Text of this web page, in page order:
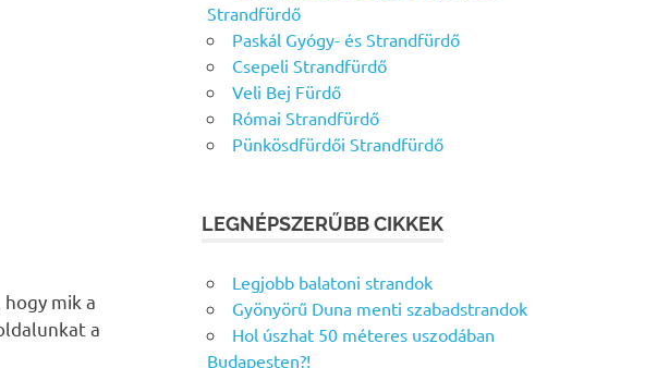
mik a
a
Strandfürdő
Paskál Gyógy- és Strandfürdő
Csepeli Strandfürdő
Veli Bej Fürdő
Római Strandfürdő
Pünkösdfürdői Strandfürdő
LEGNÉPSZERŰBB CIKKEK
Legjobb balatoni strandok
Gyönyörű Duna menti szabadstrandok
Hol úszhat 50 méteres uszodában
Budapesten?!